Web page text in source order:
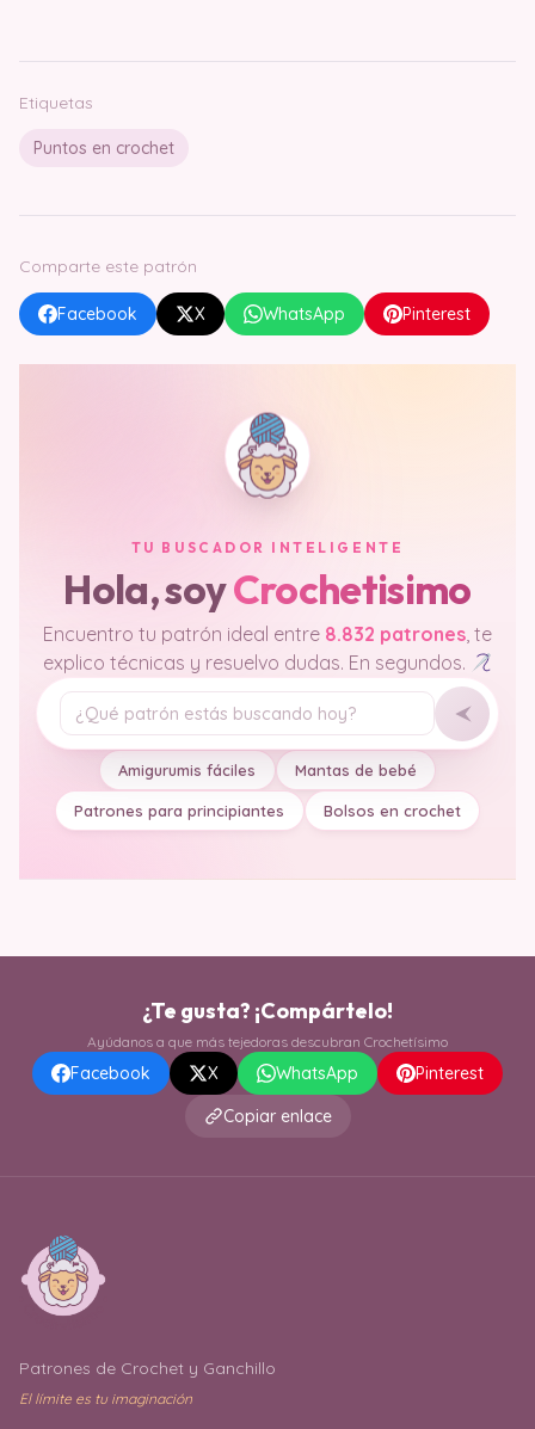
Etiquetas
Puntos en crochet
Comparte este patrón
Facebook X WhatsApp Pinterest
TU BUSCADOR INTELIGENTE
Hola, soyCrochetisimo
Encuentro tu patrón ideal entre 8.832 patrones, te
explico técnicas y resuelvo dudas. En segundos.
Tu pregunta
Amigurumis fáciles Mantas de bebé
Patrones para principiantes Bolsos en crochet
¿Te gusta? ¡Compártelo!
Ayúdanos a que más tejedoras descubran Crochetísimo
Facebook X WhatsApp
Pinterest
Copiar enlace
Patrones de Crochet y Ganchillo
El límite es tu imaginación